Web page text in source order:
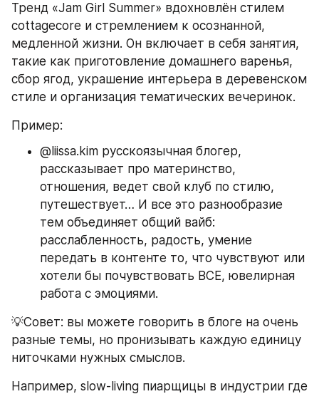
Тренд «Jam Girl Summer» вдохновлён стилем
cottagecore и стремлением к осознанной,
медленной жизни. Он включает в себя занятия,
такие как приготовление домашнего варенья,
сбор ягод, украшение интерьера в деревенском
стиле и организация тематических вечеринок.
Пример:
@liissa.kim русскоязычная блогер,
рассказывает про материнство,
отношения, ведет свой клуб по стилю,
путешествует… И все это разнообразие
тем объединяет общий вайб:
расслабленность, радость, умение
передать в контенте то, что чувствуют или
хотели бы почувствовать ВСЕ, ювелирная
работа с эмоциями.
💡Совет: вы можете говорить в блоге на очень
разные темы, но пронизывать каждую единицу
ниточками нужных смыслов.
Например, slow-living пиарщицы в индустрии где